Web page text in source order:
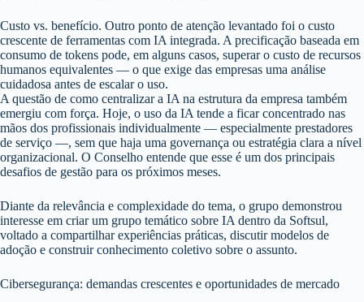
Custo vs. benefício. Outro ponto de atenção levantado foi o custo
crescente de ferramentas com IA integrada. A precificação baseada em
consumo de tokens pode, em alguns casos, superar o custo de recursos
humanos equivalentes — o que exige das empresas uma análise
cuidadosa antes de escalar o uso.
A questão de como centralizar a IA na estrutura da empresa também
emergiu com força. Hoje, o uso da IA tende a ficar concentrado nas
mãos dos profissionais individualmente — especialmente prestadores
de serviço —, sem que haja uma governança ou estratégia clara a nível
organizacional. O Conselho entende que esse é um dos principais
desafios de gestão para os próximos meses.
Diante da relevância e complexidade do tema, o grupo demonstrou
interesse em criar um grupo temático sobre IA dentro da Softsul,
voltado a compartilhar experiências práticas, discutir modelos de
adoção e construir conhecimento coletivo sobre o assunto.
Cibersegurança: demandas crescentes e oportunidades de mercado